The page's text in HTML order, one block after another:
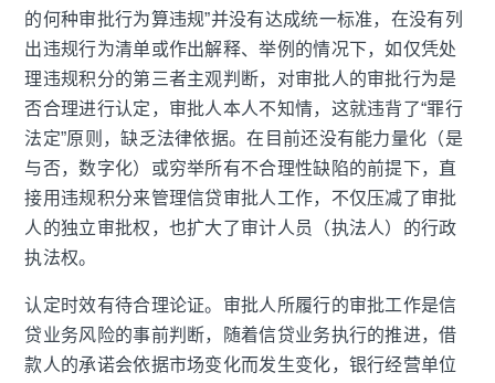
的何种审批行为算违规”并没有达成统一标准，在没有列
出违规行为清单或作出解释、举例的情况下，如仅凭处
理违规积分的第三者主观判断，对审批人的审批行为是
否合理进行认定，审批人本人不知情，这就违背了“罪行
法定”原则，缺乏法律依据。在目前还没有能力量化（是
与否，数字化）或穷举所有不合理性缺陷的前提下，直
接用违规积分来管理信贷审批人工作，不仅压减了审批
人的独立审批权，也扩大了审计人员（执法人）的行政
执法权。
认定时效有待合理论证。审批人所履行的审批工作是信
贷业务风险的事前判断，随着信贷业务执行的推进，借
款人的承诺会依据市场变化而发生变化，银行经营单位